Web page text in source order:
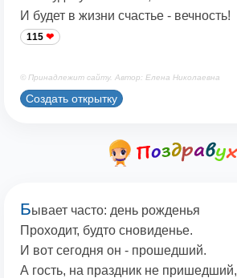
И будет в жизни счастье - вечность!
115
© Принадлежит сайту. Автор: Елена Николаевна
Создать открытку
Бывает часто: день рожденья
Проходит, будто сновиденье.
И вот сегодня он - прошедший.
А гость, на праздник не пришедший,